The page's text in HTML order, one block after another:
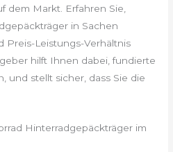
dem Markt. Erfahren Sie,
in Sachen
Preis-Leistungs-Verhältnis
hilft Ihnen dabei, fundierte
und stellt sicher, dass Sie die
Hinterradgepäckträger im